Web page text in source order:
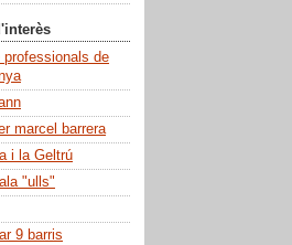
de
marcel barrera
i la Geltrú
"ulls"
9 barris